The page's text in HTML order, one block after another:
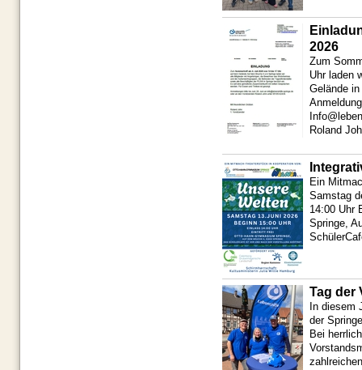
2026
Zum
Uhr laden
Gelände
Roland
Ein
Samstag
14:00 Uhr
Springe,
Tag der
In diesem
der
Bei